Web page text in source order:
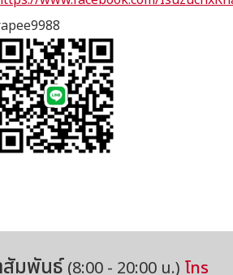
สัมพันธ์ (8:00 - 20:00 น.) โทร